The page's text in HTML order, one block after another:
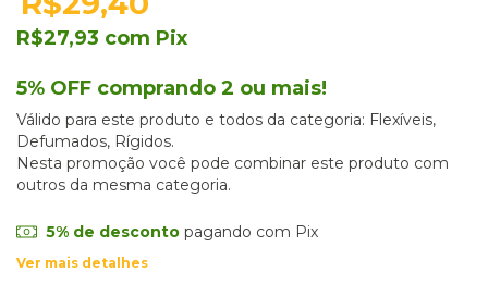
R$27,93 com Pix
5% OFF comprando 2 ou mais!
Válido para este produto e todos da categoria: Flexíveis,
Defumados, Rígidos.
Nesta promoção você pode combinar este produto com
outros da mesma categoria.
5% de descontopagando com Pix
Ver mais detalhes